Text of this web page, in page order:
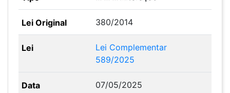
380/2014
Lei Complementar
589/2025
07/05/2025